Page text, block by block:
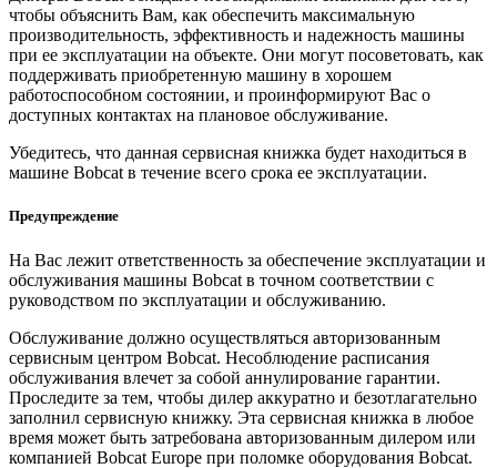
чтобы объяснить Вам, как обеспечить максимальную
производительность, эффективность и надежность машины
при ее эксплуатации на объекте. Они могут посоветовать, как
поддерживать приобретенную машину в хорошем
работоспособном состоянии, и проинформируют Вас о
доступных контактах на плановое обслуживание.
Убедитесь, что данная сервисная книжка будет находиться в
машине Bobcat в течение всего срока ее эксплуатации.
Предупреждение
На Вас лежит ответственность за обеспечение эксплуатации и
обслуживания машины Bobcat в точном соответствии с
руководством по эксплуатации и обслуживанию.
Обслуживание должно осуществляться авторизованным
сервисным центром Bobcat. Несоблюдение расписания
обслуживания влечет за собой аннулирование гарантии.
Проследите за тем, чтобы дилер аккуратно и безотлагательно
заполнил сервисную книжку. Эта сервисная книжка в любое
время может быть затребована авторизованным дилером или
компанией Bobcat Europe при поломке оборудования Bobcat.